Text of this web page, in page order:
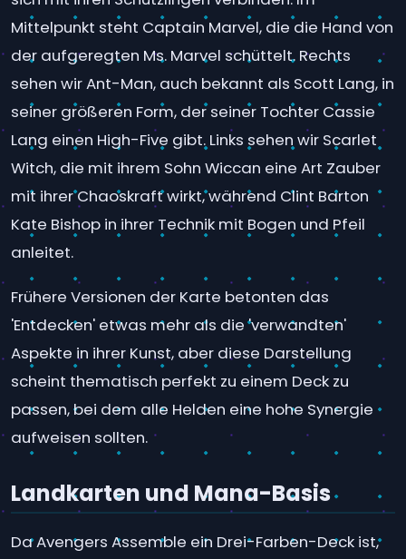
Mittelpunkt steht Captain Marvel, die die Hand von
der aufgeregten Ms. Marvel schüttelt. Rechts
sehen wir Ant-Man, auch bekannt als Scott Lang, in
seiner größeren Form, der seiner Tochter Cassie
Lang einen High-Five gibt. Links sehen wir Scarlet
Witch, die mit ihrem Sohn Wiccan eine Art Zauber
mit ihrer Chaoskraft wirkt, während Clint Barton
Kate Bishop in ihrer Technik mit Bogen und Pfeil
anleitet.
Frühere Versionen der Karte betonten das
'Entdecken' etwas mehr als die 'verwandten'
Aspekte in ihrer Kunst, aber diese Darstellung
scheint thematisch perfekt zu einem Deck zu
passen, bei dem alle Helden eine hohe Synergie
aufweisen sollten.
Landkarten und Mana-Basis
Da Avengers Assemble ein Drei-Farben-Deck ist,